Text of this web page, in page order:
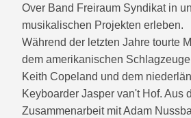
Over Band Freiraum Syndikat in
musikalischen Projekten erleben.
Während der letzten Jahre tourte
dem amerikanischen
Keith Copeland und dem
Keyboarder Jasper van't Hof. Aus
Zusammenarbeit mit Adam